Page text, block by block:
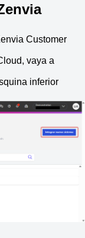
Customer
vaya a
inferior